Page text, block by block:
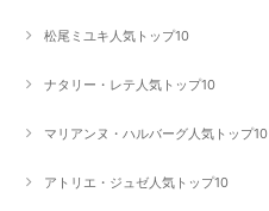
松尾ミユキ人気トップ10
ナタリー・レテ人気トップ10
マリアンヌ・ハルバーグ人気トップ10
アトリエ・ジュゼ人気トップ10